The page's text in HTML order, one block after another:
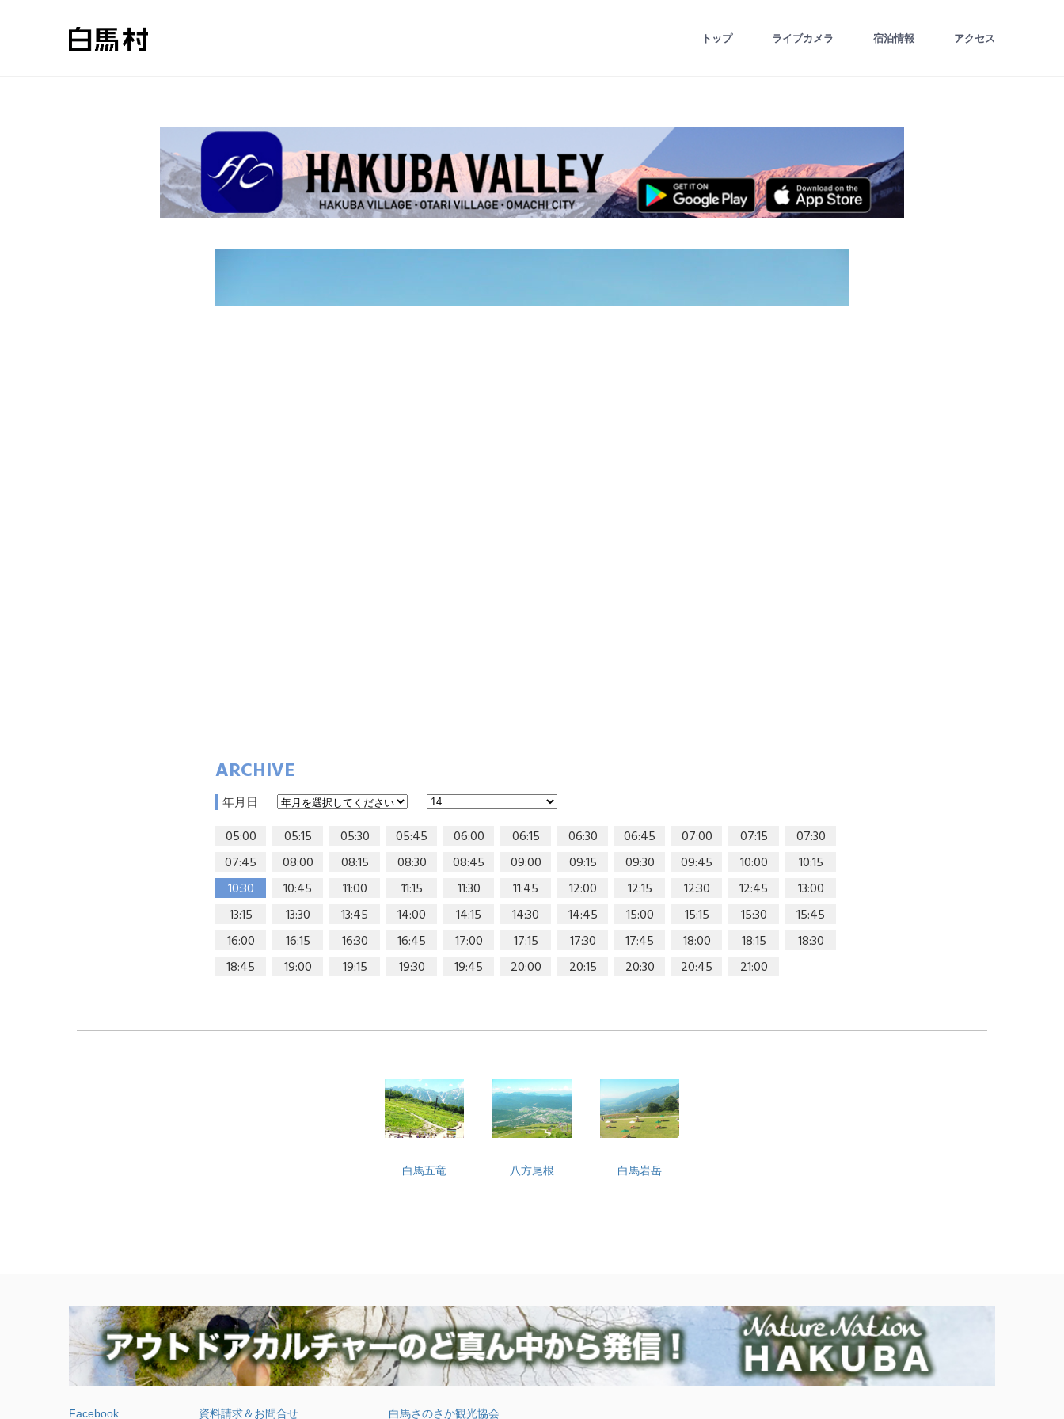
トップ ライブカメラ 宿泊情報 アクセス
ARCHIVE
年月日
05:00 05:15 05:30 05:45 06:00 06:15 06:30 06:45 07:00 07:15
07:30
07:45
08:00 08:15 08:30 08:45 09:00 09:15 09:30 09:45 10:00
10:15
10:30
10:45 11:00 11:15 11:30 11:45 12:00 12:15 12:30 12:45
13:00
13:15
13:30 13:45 14:00 14:15 14:30 14:45 15:00 15:15 15:30
15:45
16:00
16:15 16:30 16:45 17:00 17:15 17:30 17:45 18:00 18:15
18:30
18:45
19:00 19:15 19:30 19:45 20:00 20:15 20:30 20:45 21:00
白馬五竜 八方尾根 白馬岩岳